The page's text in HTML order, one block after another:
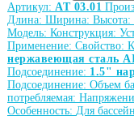
Артикул: АТ 03.01
Длина: Ширина: Высота:
Модель: Конструкция:
Применение: Свойство:
нержавеющая сталь
Подсоединение: 1.5"
Подсоединение: Объем
потребляемая:
Особенность: Для